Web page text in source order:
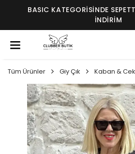
BASIC KATEGORİSİNDE
İNDİRİM
Tüm Ürünler Giy Çık Kaban &